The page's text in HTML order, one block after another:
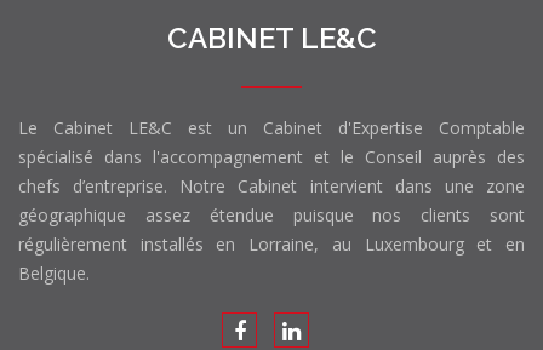
CABINET LE&C
Le Cabinet LE&C est un Cabinet d'Expertise Comptable
spécialisé dans l'accompagnement et le Conseil auprès des
chefs d’entreprise. Notre Cabinet intervient dans une zone
géographique assez étendue puisque nos clients sont
régulièrement installés en Lorraine, au Luxembourg et en
Belgique.